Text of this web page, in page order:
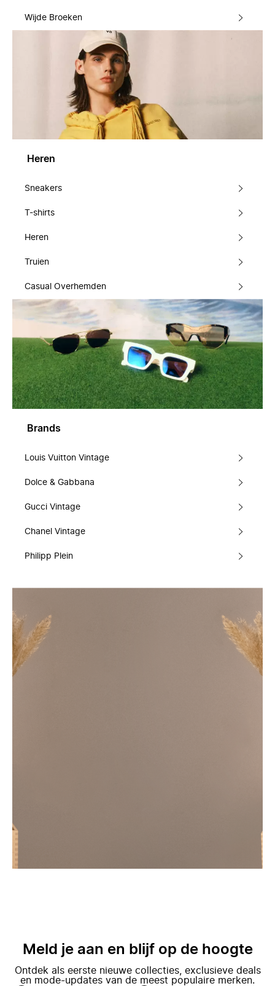
Wijde Broeken
Heren
Sneakers
T-shirts
Heren
Truien
Casual Overhemden
Brands
Louis Vuitton Vintage
Dolce & Gabbana
Gucci Vintage
Chanel Vintage
Philipp Plein
Meld je aan en blijf op de hoogte
Ontdek als eerste nieuwe collecties, exclusieve deals
en mode-updates van de meest populaire merken.